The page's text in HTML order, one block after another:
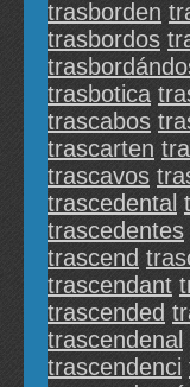
trasborden
trasbordos
trasbotica
trascabos
trascarten
trascavos
trascedental
trascedentes
trascend
trascendant
trascended
trascendenal
trascendenci